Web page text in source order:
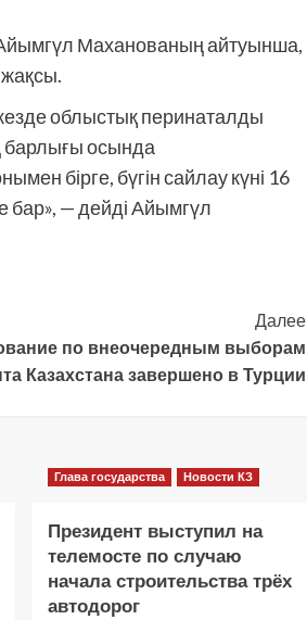
Маханованың айтуынша,
облыстық перинаталды
барлығы осында
бірге, бүгін сайлау күні 16
бар», — дейді Айымгүл
Далее
по внеочередным выборам
Казахстана завершено в Турции
Глава государства Новости КЗ
Президент выступил на
телемосте по случаю
начала строительства трёх
автодорог